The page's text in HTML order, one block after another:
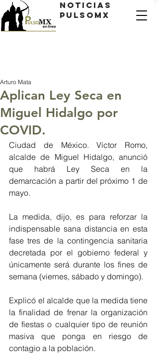
Noticias
PulsoMX
Aplican Ley Seca en
Miguel Hidalgo por
COVID.
Arturo Mata
Ciudad de México. Víctor Romo,
alcalde de Miguel Hidalgo, anunció
que habrá Ley Seca en la
demarcación a partir del próximo 1 de
mayo.
La medida, dijo, es para reforzar la
indispensable sana distancia en esta
fase tres de la contingencia sanitaria
decretada por el gobierno federal y
únicamente será durante los fines de
semana (viernes, sábado y domingo).
Explicó el alcalde que la medida tiene
la finalidad de frenar la organización
de fiestas o cualquier tipo de reunión
masiva que ponga en riesgo de
contagio a la población.